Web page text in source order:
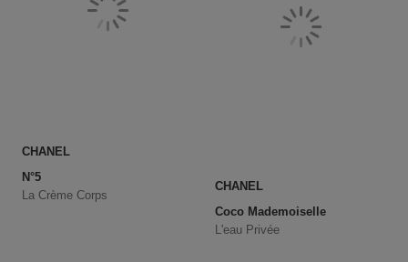
CHANEL
N°5
La Crème Corps
CHANEL
Coco Mademoiselle
L'eau Privée